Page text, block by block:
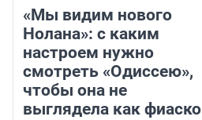
«Мы видим нового
Нолана»: с каким
настроем нужно
смотреть «Одиссею»,
чтобы она не
выглядела как фиаско